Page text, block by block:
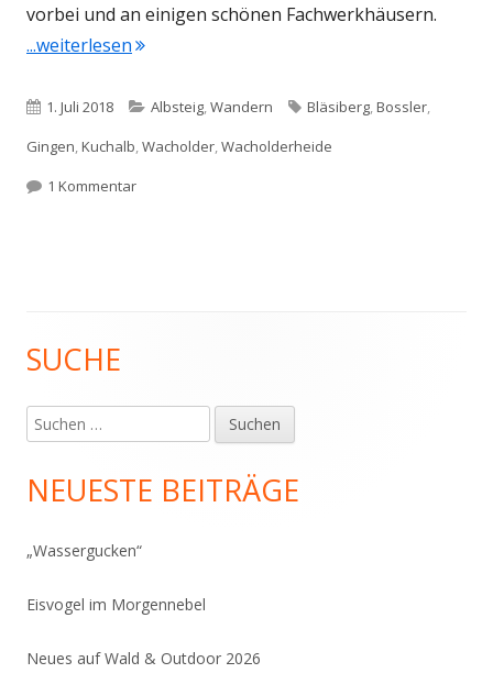
vorbei und an einigen schönen Fachwerkhäusern.
...weiterlesen"Albsteig Etappe 6"
Veröffentlicht
am
1. Juli 2018 Kategorien
Albsteig,Wandern Schlagwörter
Bläsiberg,Bossler,
Gingen,Kuchalb,Wacholder,Wacholderheide
1 Kommentarzu Albsteig Etappe 6
Haupt-
Seitenleiste
SUCHE
Suchen
nach:
NEUESTE BEITRÄGE
„Wassergucken“
Eisvogel im Morgennebel
Neues auf Wald & Outdoor 2026